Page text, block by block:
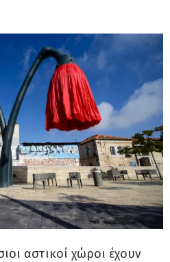
αστικοί χώροι έχουν